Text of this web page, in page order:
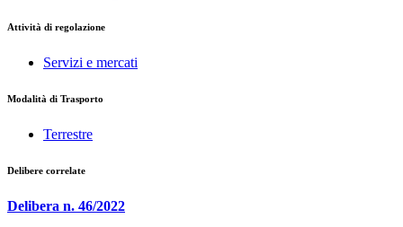
Attività di regolazione
Servizi e mercati
Modalità di Trasporto
Terrestre
Delibere correlate
Delibera n. 46/2022